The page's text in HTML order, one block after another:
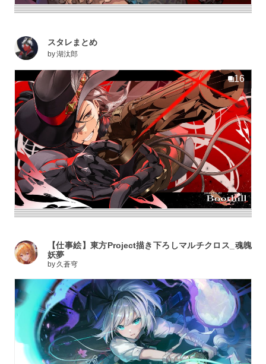
スタレまとめ
by湖汰郎
16
【仕事絵】東方Project描き下ろしマルチクロス_魂魄
妖夢
by 久蒼穹